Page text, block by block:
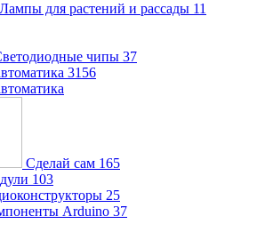
Лампы для растений и рассады 11
чипы 37
3156
Сделай сам 165
103
25
Arduino 37